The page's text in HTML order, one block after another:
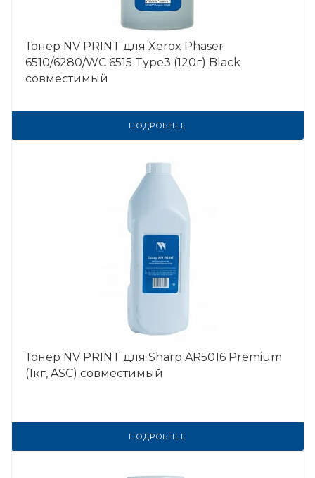
Тонер NV PRINT для Xerox Phaser
6510/6280/WC 6515 Type3 (120г) Black
совместимый
ПОДРОБНЕЕ
Тонер NV PRINT для Sharp AR5016 Premium
(1кг, ASC) совместимый
ПОДРОБНЕЕ